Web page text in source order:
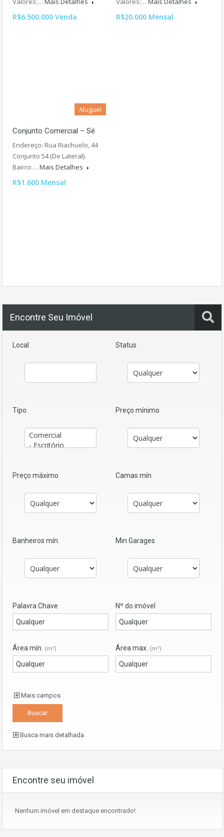
R$6.500.000 Venda R$20.000 Mensal
Aluguel
Conjunto Comercial – Sé
Endereço: Rua Riachuelo, 44
Conjunto 54 (De Lateral).
Bairro:… Mais Detalhes
R$1.600 Mensal
Encontre Seu Imóvel
Local Status
Tipo Preço mínimo
Preço máximo Camas mín.
Banheiros mín. Min Garages
Palavra Chave Nº do imóvel
Área mín. (m²) Área max. (m²)
Mais campos
Busca mais detalhada
Encontre seu imóvel
Nenhum imóvel em destaque encontrado!